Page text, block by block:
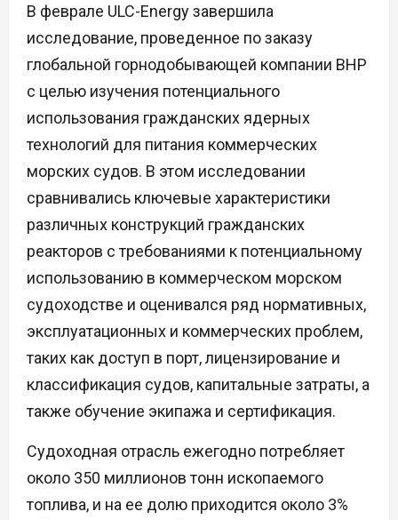
В феврале ULC-Energy завершила
исследование, проведенное по заказу
глобальной горнодобывающей компании BHP
с целью изучения потенциального
использования гражданских ядерных
технологий для питания коммерческих
морских судов. В этом исследовании
сравнивались ключевые характеристики
различных конструкций гражданских
реакторов с требованиями к потенциальному
использованию в коммерческом морском
судоходстве и оценивался ряд нормативных,
эксплуатационных и коммерческих проблем,
таких как доступ в порт, лицензирование и
классификация судов, капитальные затраты, а
также обучение экипажа и сертификация.
Судоходная отрасль ежегодно потребляет
около 350 миллионов тонн ископаемого
топлива, и на ее долю приходится около 3%